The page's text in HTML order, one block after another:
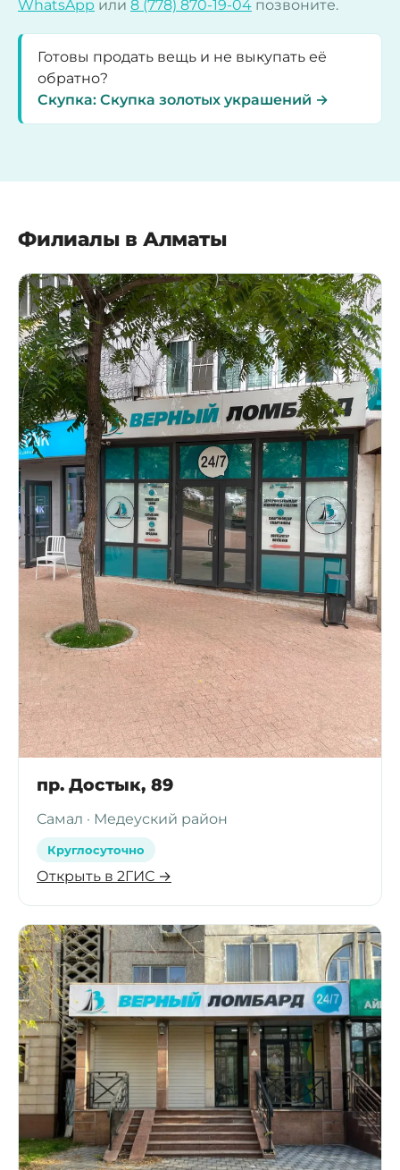
WhatsApp или 8 (778) 870-19-04 позвоните.
Готовы продать вещь и не выкупать её
обратно?
Скупка: Скупка золотых украшений →
Филиалы в Алматы
пр. Достык, 89
Самал · Медеуский район
Круглосуточно
Открыть в 2ГИС →